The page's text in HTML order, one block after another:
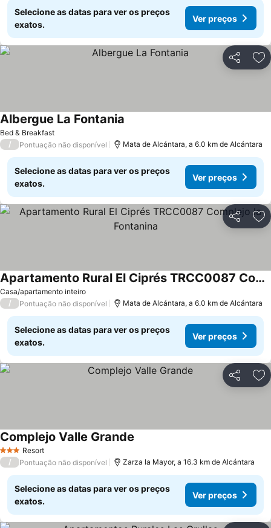
Selecione as datas para ver os preços
exatos.
Ver preços
Partilhar
Bed & Breakfast
Albergue La Fontania
/ Pontuação não disponível Mata de Alcántara, a 6.0 km de Alcántara
Selecione as datas para ver os preços
exatos.
Ver preços
Partilhar
Casa/apartamento inteiro
Apartamento Rural El Ciprés TRCC0087 Complejo la Fontanina
/ Pontuação não disponível Mata de Alcántara, a 6.0 km de Alcántara
Selecione as datas para ver os preços
exatos.
Ver preços
Partilhar
3 EstrelasResort
Complejo Valle Grande
/ Pontuação não disponível Zarza la Mayor, a 16.3 km de Alcántara
Selecione as datas para ver os preços
exatos.
Ver preços